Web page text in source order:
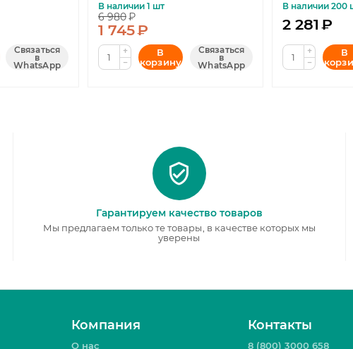
Связаться
в
WhatsApp
В наличии 1 шт
6 980₽
1 745₽
+
−
В
корзину
Связаться
в
WhatsApp
В наличии 200
2 281 ₽
+
−
В
Гарантируем качество товаров
Мы предлагаем только те товары, в качестве которых мы
уверены
Компания
О нас
Контакты
8 (800) 3000 658